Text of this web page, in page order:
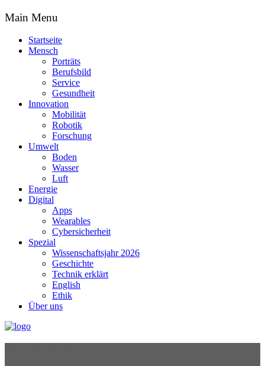
Main Menu
Startseite
Mensch
Porträts
Berufsbild
Service
Gesundheit
Innovation
Mobilität
Robotik
Forschung
Umwelt
Boden
Wasser
Luft
Energie
Digital
Apps
Wearables
Cybersicherheit
Spezial
Wissenschaftsjahr 2026
Geschichte
Technik erklärt
English
Ethik
Über uns